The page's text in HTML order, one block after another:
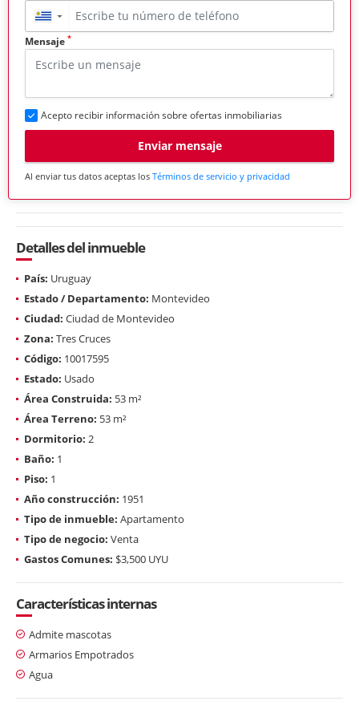
▼
Mensaje *
Acepto recibir información sobre ofertas inmobiliarias
Enviar mensaje
Al enviar tus datos aceptas los Términos de servicio y privacidad
Detalles del inmueble
País: Uruguay
Estado / Departamento: Montevideo
Ciudad: Ciudad de Montevideo
Zona: Tres Cruces
Código: 10017595
Estado: Usado
Área Construida: 53 m²
Área Terreno: 53 m²
Dormitorio: 2
Baño: 1
Piso: 1
Año construcción: 1951
Tipo de inmueble: Apartamento
Tipo de negocio: Venta
Gastos Comunes: $3,500 UYU
Características internas
Admite mascotas
Armarios Empotrados
Agua